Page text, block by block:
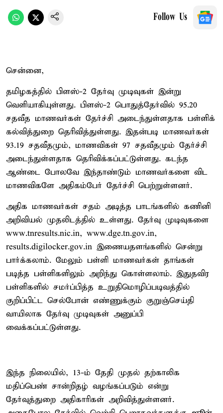
Follow Us
சென்னை,
தமிழகத்தில் பிளஸ்-2 தேர்வு முடிவுகள் இன்று
வெளியாகியுள்ளது. பிளஸ்-2 பொதுத்தேர்வில் 95.20
சதவீத மாணவர்கள் தேர்ச்சி அடைந்துள்ளதாக பள்ளிக்
கல்வித்துறை தெரிவித்துள்ளது. இதன்படி மாணவர்கள்
93.19 சதவீதமும், மாணவிகள் 97 சதவீதமும் தேர்ச்சி
அடைந்துள்ளதாக தெரிவிக்கப்பட்டுள்ளது. கடந்த
ஆண்டை போலவே இந்தாண்டும் மாணவர்களை விட
மாணவிகளே அதிகம்பேர் தேர்ச்சி பெற்றுள்ளனர்.
அதிக மாணவர்கள் சதம் அடித்த பாடங்களில் கணினி
அறிவியல் முதலிடத்தில் உள்ளது. தேர்வு முடிவுகளை
www.tnresults.nic.in, www.dge.tn.gov.in,
results.digilocker.gov.in இணையதளங்களில் சென்று
பார்க்கலாம். மேலும் பள்ளி மாணவர்கள் தாங்கள்
படித்த பள்ளிகளிலும் அறிந்து கொள்ளலாம். இதுதவிர
பள்ளிகளில் சமர்ப்பித்த உறுதிமொழிப்படிவத்தில்
குறிப்பிட்ட செல்போன் எண்ணுக்கும் குறுஞ்செய்தி
வாயிலாக தேர்வு முடிவுகள் அனுப்பி
வைக்கப்பட்டுள்ளது.
இந்த நிலையில், 13-ம் தேதி முதல் தற்காலிக
மதிப்பெண் சான்றிதழ் வழங்கப்படும் என்று
தேர்வுத்துறை அதிகாரிகள் அறிவித்துள்ளனர்.